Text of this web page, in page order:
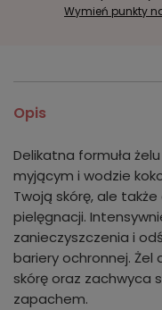
Wymień punkty
Opis
Delikatna formuła
myjącym i wodzie
Twoją skórę, ale
pielęgnacji.
zanieczyszczenia i
bariery ochronnej. Żel
skórę oraz zachwyca
zapachem.